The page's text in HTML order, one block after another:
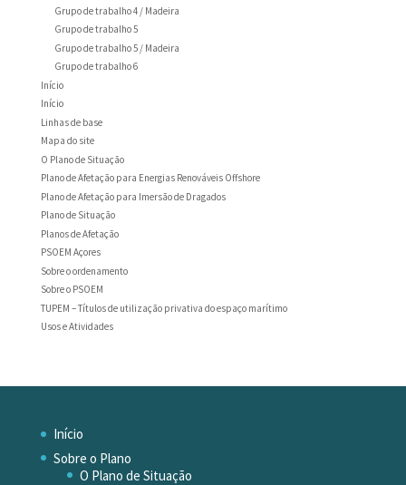
Grupo de trabalho 4 / Madeira
Grupo de trabalho 5
Grupo de trabalho 5 / Madeira
Grupo de trabalho 6
Início
Início
Linhas de base
Mapa do site
O Plano de Situação
Plano de Afetação para Energias Renováveis Offshore
Plano de Afetação para Imersão de Dragados
Plano de Situação
Planos de Afetação
PSOEM Açores
Sobre o ordenamento
Sobre o PSOEM
TUPEM – Títulos de utilização privativa do espaço marítimo
Usos e Atividades
Início
Sobre o Plano
O Plano de Situação